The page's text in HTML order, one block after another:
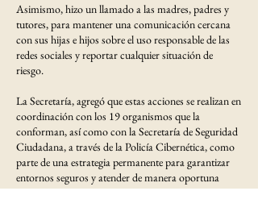
Asimismo, hizo un llamado a las madres, padres y
tutores, para mantener una comunicación cercana
con sus hijas e hijos sobre el uso responsable de las
redes sociales y reportar cualquier situación de
riesgo.
La Secretaría, agregó que estas acciones se realizan en
coordinación con los 19 organismos que la
conforman, así como con la Secretaría de Seguridad
Ciudadana, a través de la Policía Cibernética, como
parte de una estrategia permanente para garantizar
entornos seguros y atender de manera oportuna
cualquier riesgo.